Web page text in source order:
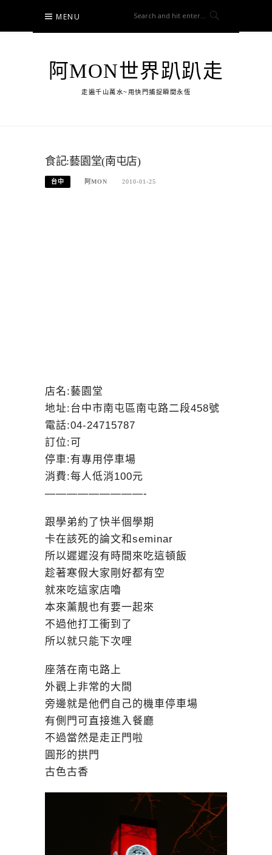
content
MENU
阿MON世界趴趴走
走遍千山萬水~用快門捕捉瞬間永恆
食記:藝園堂(南屯店)
台中 阿MON 2010-01-25
店名:藝園堂
地址:台中市南屯區南屯路二段458號
電話:04-24715787
訂位:可
停車:有專用停車場
消費:每人低消100元
—————————-
跟學弟約了快半個學期
卡在該死的論文和seminar
所以遲遲沒有時間來吃這頓飯
趁著寒假大家剛好都有空
就來吃這家店嚕
本來薰靚也有要一起來
不過他打工衝到了
所以就只能下次哩
座落在南屯路上
外觀上非常的大間
旁邊就是他們自己的機車停車場
有側門可直接進入餐廳
不過當然是走正門啦
圓形的拱門
古色古香